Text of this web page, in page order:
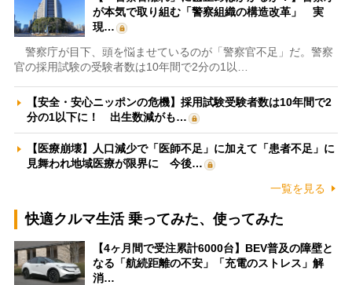
が本気で取り組む「警察組織の構造改革」 実
現…
警察庁が目下、頭を悩ませているのが「警察官不足」だ。警察
官の採用試験の受験者数は10年間で2分の1以…
【安全・安心ニッポンの危機】採用試験受験者数は10年間で2
分の1以下に！ 出生数減がも…
【医療崩壊】人口減少で「医師不足」に加えて「患者不足」に
見舞われ地域医療が限界に 今後…
一覧を見る
快適クルマ生活 乗ってみた、使ってみた
【4ヶ月間で受注累計6000台】BEV普及の障壁と
なる「航続距離の不安」「充電のストレス」解
消…